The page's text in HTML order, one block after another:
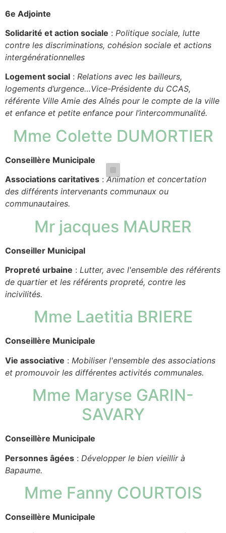
6e Adjointe
Solidarité et action sociale : Politique sociale, lutte
contre les discriminations, cohésion sociale et actions
intergénérationnelles
Logement social : Relations avec les bailleurs,
logements d’urgence…Vice-Présidente du CCAS,
référente Ville Amie des Aînés pour le compte de la ville
et enfance et petite enfance pour l’intercommunalité.
Mme Colette DUMORTIER
Conseillère Municipale
Associations caritatives :Animation et concertation
des différents intervenants communaux ou
communautaires.
Mr jacques MAURER
Conseiller Municipal
Propreté urbaine : Lutter, avec l'ensemble des référents
de quartier et les référents propreté, contre les
incivilités.
Mme Laetitia BRIERE
Conseillère Municipale
Vie associative : Mobiliser l'ensemble des associations
et promouvoir les différentes activités communales.
Mme Maryse GARIN-
SAVARY
Conseillère Municipale
Personnes âgées : Développer le bien vieillir à
Bapaume.
Mme Fanny COURTOIS
Conseillère Municipale